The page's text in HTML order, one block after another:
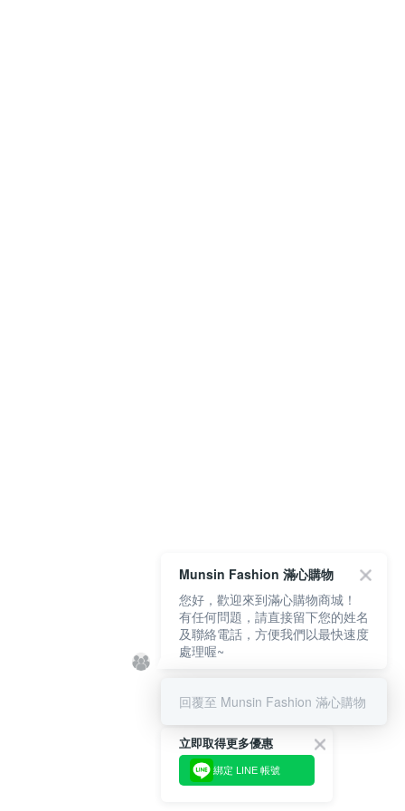
立即取得更多優惠
綁定 LINE 帳號
Munsin Fashion 滿心購物
您好，歡迎來到滿心購物商城！
有任何問題，請直接留下您的姓名
及聯絡電話，方便我們以最快速度
處理喔~
回覆至 Munsin Fashion 滿心購物